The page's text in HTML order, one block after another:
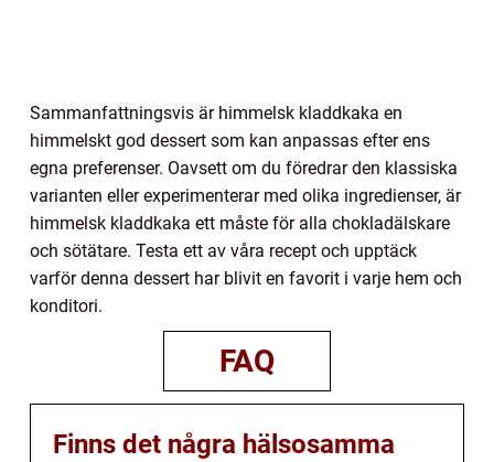
Sammanfattningsvis är himmelsk kladdkaka en
himmelskt god dessert som kan anpassas efter ens
egna preferenser. Oavsett om du föredrar den klassiska
varianten eller experimenterar med olika ingredienser, är
himmelsk kladdkaka ett måste för alla chokladälskare
och sötätare. Testa ett av våra recept och upptäck
varför denna dessert har blivit en favorit i varje hem och
konditori.
FAQ
Finns det några hälsosamma